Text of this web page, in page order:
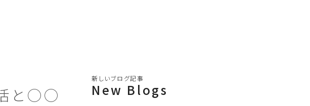
活と○○
新しいブログ記事
New Blogs